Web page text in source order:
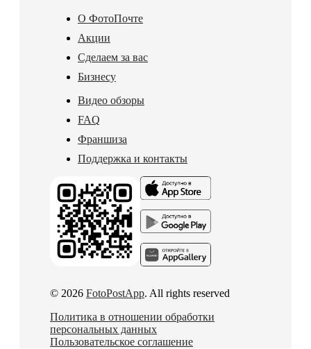
О ФотоПочте
Акции
Сделаем за вас
Бизнесу
Видео обзоры
FAQ
Франшиза
Поддержка и контакты
© 2026 FotoPostApp. All rights reserved
Политика в отношении обработки
персональных данных
Пользовательское соглашение